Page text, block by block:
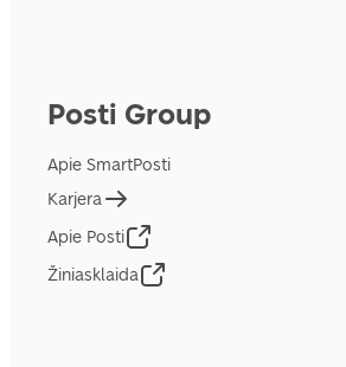
Posti Group
Apie SmartPosti
Karjera
Apie Posti
Žiniasklaida